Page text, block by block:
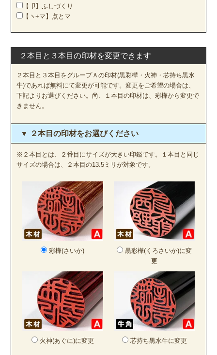
【卩】ふしづくり
【ヽ+マ】点とマ
２本目と３本目の印材を変更できます
２本目と３本目をグループＡの印材(黒彩樺・火神・芯持ち黒水
牛)であれば無料にて変更が可能です。変更をご希望の場合は、
下記よりお選びください。尚、１本目の印材は、彩樺から変更で
きません。
▼ ２本目の印材をお選びください
※２本目とは、２番目にサイズが大きい印鑑です。１本目と同じ
サイズの場合は、２本目の13.5ミリが対象です。
彩樺(さいか)
黒彩樺(くろさいか)に変
更
火神(あぐに)に変更 芯持ち黒水牛に変更